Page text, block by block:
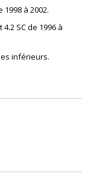
1998 à 2002.
4.2 SC de 1996 à
inférieurs.